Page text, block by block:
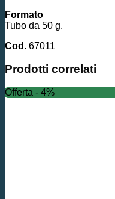
Formato
Tubo da 50 g.
Cod. 67011
Prodotti correlati
Offerta - 4%